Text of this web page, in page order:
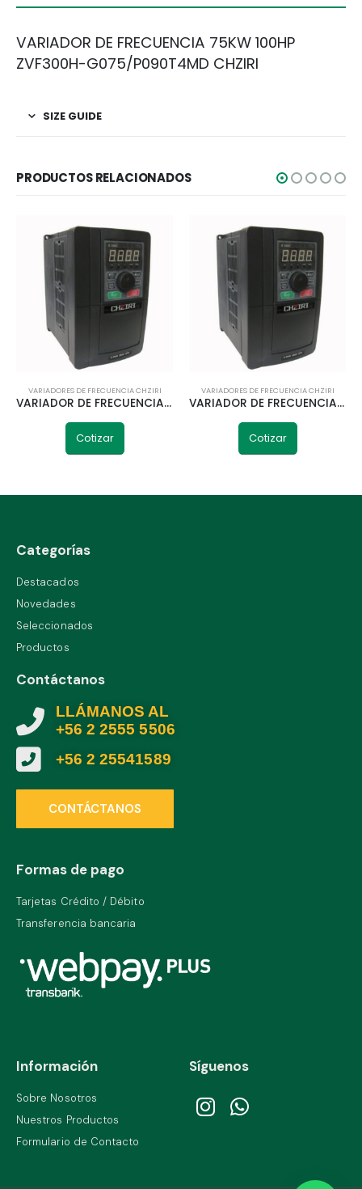
VARIADOR DE FRECUENCIA 75KW 100HP
ZVF300H-G075/P090T4MD CHZIRI
SIZE GUIDE
PRODUCTOS RELACIONADOS
VARIADORES DE FRECUENCIA CHZIRI
VARIADOR DE FRECUENCIA 90KW 125HP ZVF300H-G090/P0110T4MD CHZIRI
Cotizar
VARIADORES DE FRECUENCIA CHZIRI
VARIADOR DE FRECUENCIA 11KW 15HP ZVF300H-G011/P015T4MD CHZIRI
Cotizar
Categorías
Destacados
Novedades
Seleccionados
Productos
Contáctanos
LLÁMANOS AL
+56 2 2555 5506
+56 2 25541589
CONTÁCTANOS
Formas de pago
Tarjetas Crédito / Débito
Transferencia bancaria
Información
Sobre Nosotros
Nuestros Productos
Formulario de Contacto
Síguenos